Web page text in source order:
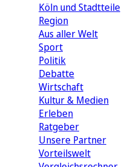
Köln und Stadtteile
Region
Aus aller Welt
Sport
Politik
Debatte
Wirtschaft
Kultur & Medien
Erleben
Ratgeber
Unsere Partner
Vorteilswelt